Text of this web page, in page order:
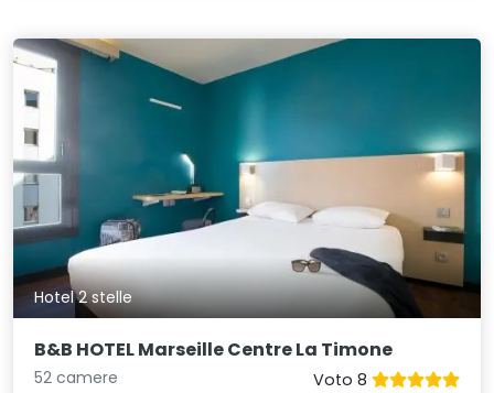
Hotel 2 stelle
B&B HOTEL Marseille Centre La Timone
52 camere
Voto 8